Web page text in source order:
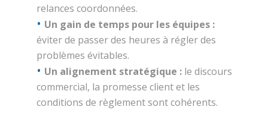
relances coordonnées.
Un gain de temps pour les équipes :
éviter de passer des heures à régler des
problèmes évitables.
Un alignement stratégique :le discours
commercial, la promesse client et les
conditions de règlement sont cohérents.